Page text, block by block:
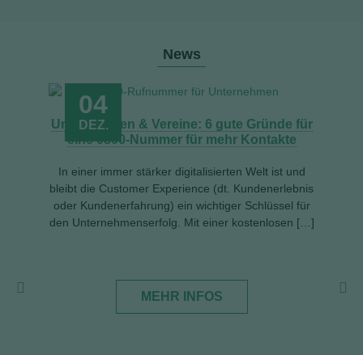
News
04
DEZ.
Unternehmen & Vereine: 6 gute Gründe für
eine 0800-Nummer für mehr Kontakte
In einer immer stärker digitalisierten Welt ist und
bleibt die Customer Experience (dt. Kundenerlebnis
oder Kundenerfahrung) ein wichtiger Schlüssel für
den Unternehmenserfolg. Mit einer kostenlosen […]
MEHR INFOS